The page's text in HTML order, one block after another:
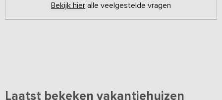
Bekijk hier alle veelgestelde vragen
Laatst bekeken vakantiehuizen